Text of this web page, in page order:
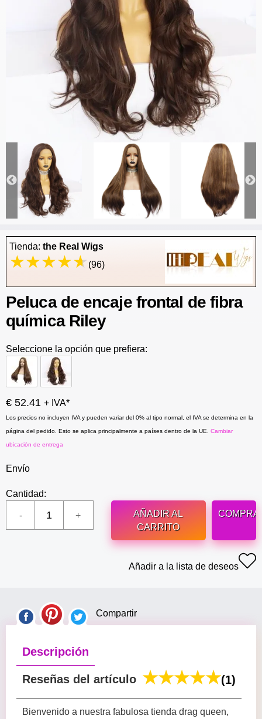
Tienda: the Real Wigs
(96)
Peluca de encaje frontal de fibra
química Riley
Seleccione la opción que prefiera:
€ 52.41 + IVA*
Los precios no incluyen IVA y pueden variar del 0% al tipo normal, el IVA se determina en la
página del pedido. Esto se aplica principalmente a países dentro de la UE. Cambiar
ubicación de entrega
Envío
Cantidad:
AÑADIR AL
CARRITO
Añadir a la lista de deseos
Compartir
Descripción
Reseñas del artículo (1)
Bienvenido a nuestra fabulosa tienda drag queen,